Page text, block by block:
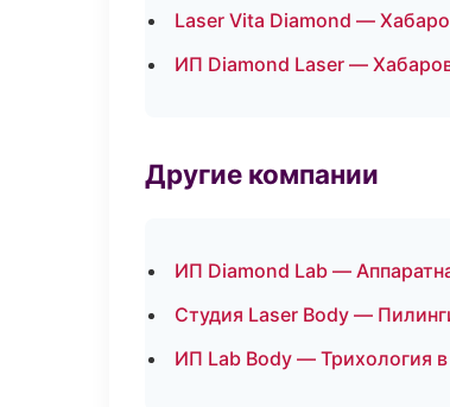
Laser Vita Diamond —
ИП Diamond Laser —
Другие компании
ИП Diamond Lab —
Студия Laser Body —
ИП Lab Body — Трихология в